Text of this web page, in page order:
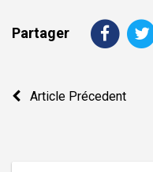
Partager
Navigation
Article Précedent